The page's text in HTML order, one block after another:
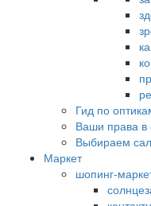
Гид по
Ваши права в
Выбираем
Маркет
шопинг-